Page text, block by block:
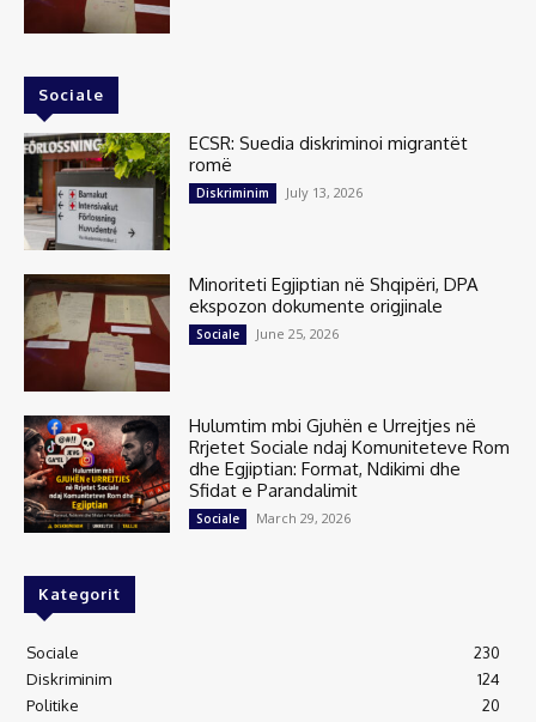
Sociale
ECSR: Suedia diskriminoi migrantët
romë
Diskriminim July 13, 2026
Minoriteti Egjiptian në Shqipëri, DPA
ekspozon dokumente origjinale
Sociale June 25, 2026
Hulumtim mbi Gjuhën e Urrejtjes në
Rrjetet Sociale ndaj Komuniteteve Rom
dhe Egjiptian: Format, Ndikimi dhe
Sfidat e Parandalimit
Sociale March 29, 2026
Kategorit
Sociale
230
Diskriminim
124
Politike
20